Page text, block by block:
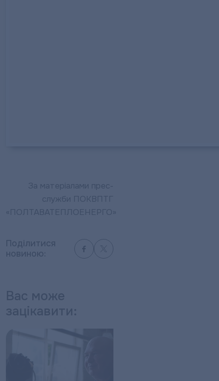
За матеріалами прес-
служби ПОКВПТГ
«ПОЛТАВАТЕПЛОЕНЕРГО»
Поділитися
новиною:
Вас може
зацікавити: